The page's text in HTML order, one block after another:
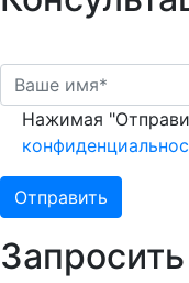
Нажимая